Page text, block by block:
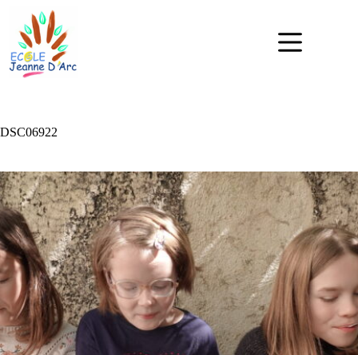
DSC06922